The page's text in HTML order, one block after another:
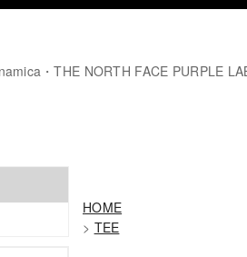
・THE NORTH FACE PURPLE
HOME
> TEE